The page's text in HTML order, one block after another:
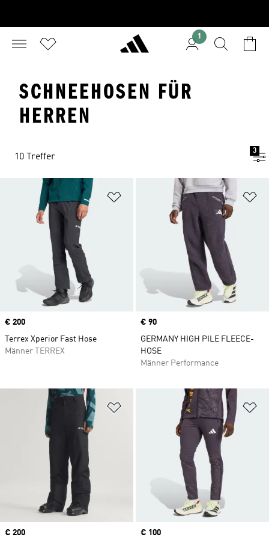
1
SCHNEEHOSEN FÜR
HERREN
10 Treffer
3
Zur Wunschliste hinzufügen
Price
€ 200
Terrex Xperior Fast Hose
Männer TERREX
Price
€ 90
GERMANY HIGH PILE FLEECE-
HOSE
Männer Performance
Zur Wunschliste hinzufügen
Price
€ 200
Price
€ 100